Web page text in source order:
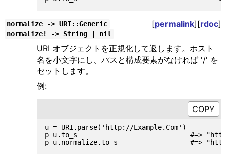
normalize -> URI::Generic [permalink][rdoc]
normalize! -> String | nil
URI オブジェクトを正規化して返します。ホスト
名を小文字にし、パスと構成要素がなければ '/' を
セットします。
例:
u = URI.parse('http://Example.Com')
p u.to_s                            #=> "http://